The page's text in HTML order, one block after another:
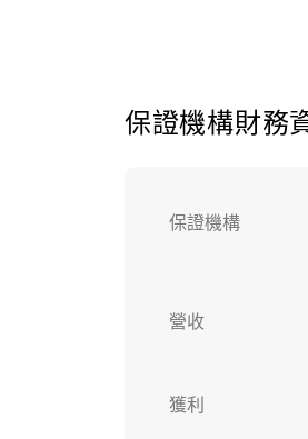
保證機構財務
保證機構
營收
獲利